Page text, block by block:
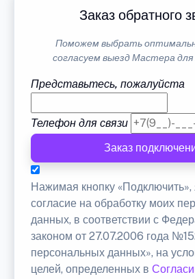
Заказ обратного
Поможем выбрать
согласуем выезд Мастера для
Представьтесь, пожалуйста
Телефон для связи
Заказ
Нажимая кнопку
согласие на обработку моих
данных, в соответствии с
законом от 27.07.2006 года
персональных данных», на
целей, определенных в